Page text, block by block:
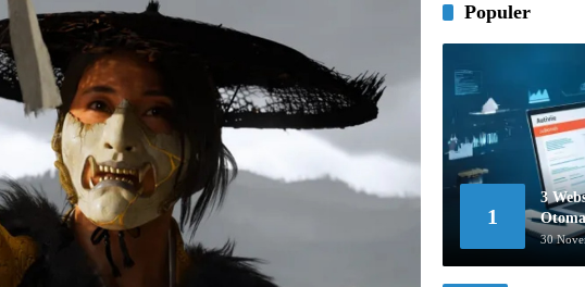
Populer
1
3
30